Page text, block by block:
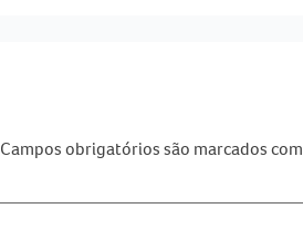
Campos obrigatórios são marcados com